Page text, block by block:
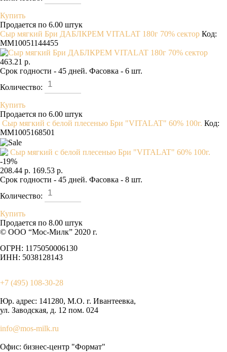
Купить
Продается по 6.00 штук
Сыр мягкий Бри ДАБЛКРЕМ VITALAT 180г 70% сектор Код:
MM10051144455
463.21 р.
Срок годности - 45 дней. Фасовка - 6 шт.
Количество:
Купить
Продается по 6.00 штук
Сыр мягкий с белой плесенью Бри "VITALAT" 60% 100г. Код:
MM1005168501
-19%
208.44 р. 169.53 р.
Срок годности - 45 дней. Фасовка - 8 шт.
Количество:
Купить
Продается по 8.00 штук
© ООО “Мос-Милк” 2020 г.
ОГРН: 1175050006130
ИНН: 5038128143
+7 (495) 108-30-28
Юр. адрес: 141280, М.О. г. Ивантеевка,
ул. Заводская, д. 12 пом. 024
info@mos-milk.ru
Офис: бизнес-центр "Формат"